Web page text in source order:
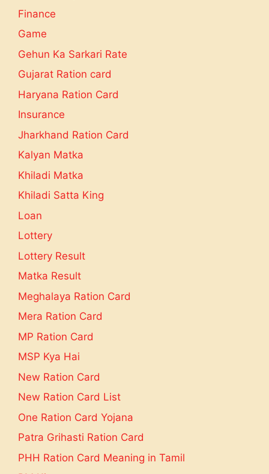
Finance
Game
Gehun Ka Sarkari Rate
Gujarat Ration card
Haryana Ration Card
Insurance
Jharkhand Ration Card
Kalyan Matka
Khiladi Matka
Khiladi Satta King
Loan
Lottery
Lottery Result
Matka Result
Meghalaya Ration Card
Mera Ration Card
MP Ration Card
MSP Kya Hai
New Ration Card
New Ration Card List
One Ration Card Yojana
Patra Grihasti Ration Card
PHH Ration Card Meaning in Tamil